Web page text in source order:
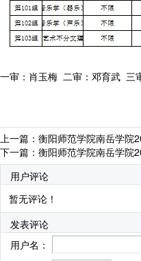
一审：肖玉梅 二审：邓育武 三
上一篇： 衡阳师范学院南岳学院
下一篇： 衡阳师范学院南岳学院
用户评论
暂无评论！
发表评论
用户名：